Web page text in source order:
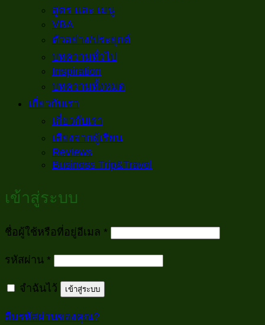
สูตร และ เมนู
VBA
ตัวอย่าง/ประยุกต์
บทความทั่วไป
Inspiration
บทความทั้งหมด
เกี่ยวกับเรา
เกี่ยวกับเรา
เสียงจากผู้เรียน
Reviews
Business Trip&Travel
เข้าสู่ระบบ
ชื่อผู้ใช้หรือที่อยู่อีเมล *ต้องการ
รหัสผ่าน *ต้องการ
จำฉันไว้ เข้าสู่ระบบ
ลืมรหัสผ่านของคุณ?